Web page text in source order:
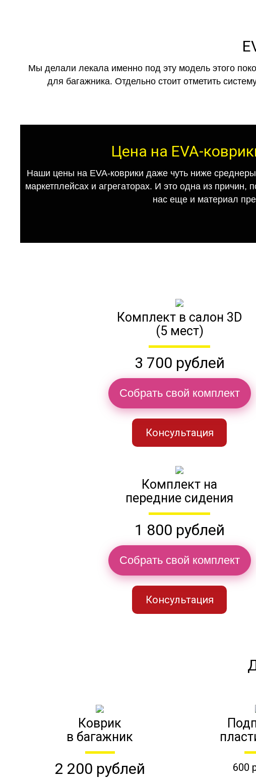
Мы делали лекала именно под эту модель этого
для багажника. Отдельно стоит отметить
Цена на EVA-
Наши цены на EVA-коврики даже чуть ниже
маркетплейсах и агрегаторах. И это одна из
нас еще и материал
Комплект в салон 3D
(5 мест)
3 700 рублей
Собрать свой комплект
Консультация
Комплект на
передние сидения
1 800 рублей
Собрать свой комплект
Консультация
Коврик
в багажник
2 200 рублей 600